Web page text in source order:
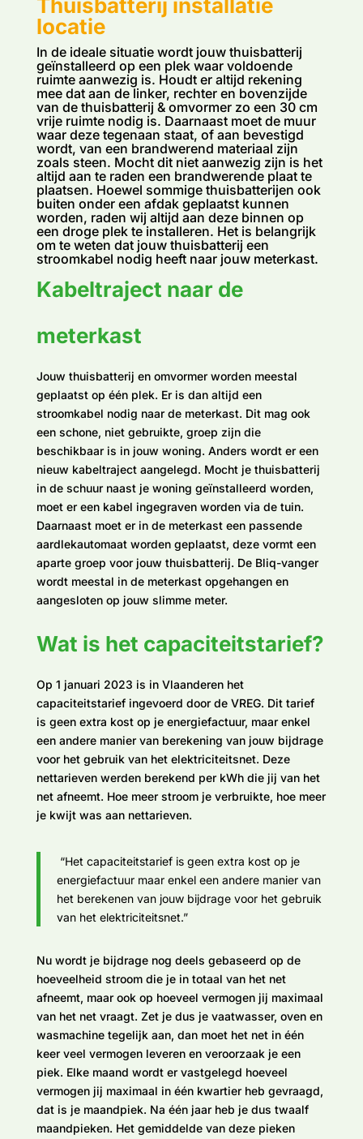
Thuisbatterij installatie
locatie
In de ideale situatie wordt jouw thuisbatterij
geïnstalleerd op een plek waar voldoende
ruimte aanwezig is. Houdt er altijd rekening
mee dat aan de linker, rechter en bovenzijde
van de thuisbatterij & omvormer zo een 30 cm
vrije ruimte nodig is. Daarnaast moet de muur
waar deze tegenaan staat, of aan bevestigd
wordt, van een brandwerend materiaal zijn
zoals steen. Mocht dit niet aanwezig zijn is het
altijd aan te raden een brandwerende plaat te
plaatsen. Hoewel sommige thuisbatterijen ook
buiten onder een afdak geplaatst kunnen
worden, raden wij altijd aan deze binnen op
een droge plek te installeren. Het is belangrijk
om te weten dat jouw thuisbatterij een
stroomkabel nodig heeft naar jouw meterkast.
Kabeltraject naar de
meterkast
Jouw thuisbatterij en omvormer worden meestal
geplaatst op één plek. Er is dan altijd een
stroomkabel nodig naar de meterkast. Dit mag ook
een schone, niet gebruikte, groep zijn die
beschikbaar is in jouw woning. Anders wordt er een
nieuw kabeltraject aangelegd. Mocht je thuisbatterij
in de schuur naast je woning geïnstalleerd worden,
moet er een kabel ingegraven worden via de tuin.
Daarnaast moet er in de meterkast een passende
aardlekautomaat worden geplaatst, deze vormt een
aparte groep voor jouw thuisbatterij. De Bliq-vanger
wordt meestal in de meterkast opgehangen en
aangesloten op jouw slimme meter.
Wat is het capaciteitstarief?
Op 1 januari 2023 is in Vlaanderen het
capaciteitstarief ingevoerd door de VREG. Dit tarief
is geen extra kost op je energiefactuur, maar enkel
een andere manier van berekening van jouw bijdrage
voor het gebruik van het elektriciteitsnet. Deze
nettarieven werden berekend per kWh die jij van het
net afneemt. Hoe meer stroom je verbruikte, hoe meer
je kwijt was aan nettarieven.
“Het capaciteitstarief is geen extra kost op je
energiefactuur maar enkel een andere manier van
het berekenen van jouw bijdrage voor het gebruik
van het elektriciteitsnet.”
Nu wordt je bijdrage nog deels gebaseerd op de
hoeveelheid stroom die je in totaal van het net
afneemt, maar ook op hoeveel vermogen jij maximaal
van het net vraagt. Zet je dus je vaatwasser, oven en
wasmachine tegelijk aan, dan moet het net in één
keer veel vermogen leveren en veroorzaak je een
piek. Elke maand wordt er vastgelegd hoeveel
vermogen jij maximaal in één kwartier heb gevraagd,
dat is je maandpiek. Na één jaar heb je dus twaalf
maandpieken. Het gemiddelde van deze pieken